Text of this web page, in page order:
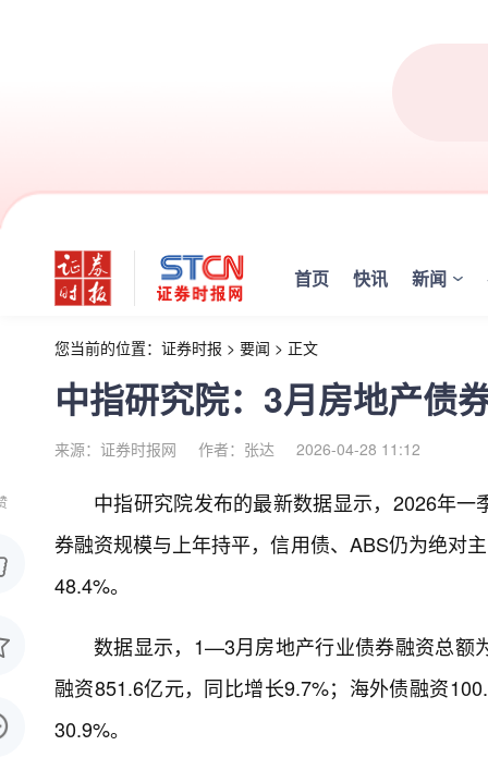
首页 快讯 新闻
您当前的位置： 证券时报 > 要闻 > 正文
中指研究院：3月房地产债
来源：证券时报网 作者：张达 2026-04-28 11:12
中指研究院发布的最新数据显示，2026年
券融资规模与上年持平，信用债、ABS仍为绝对
48.4%。
数据显示，1—3月房地产行业债券融资总额
融资851.6亿元，同比增长9.7%；海外债融资
30.9%。